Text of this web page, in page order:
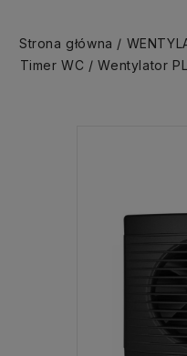
Strona główna
Timer WC
Wentylator